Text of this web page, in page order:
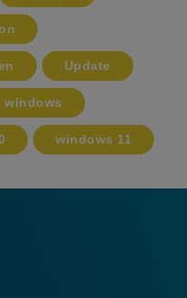
Update
windows
windows 11